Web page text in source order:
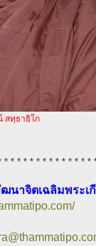
สทฺธาธิโก
* * * * * * * * * * * * * *
นาจิตเฉลิมพระเ